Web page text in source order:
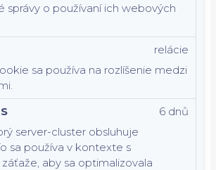
správy o používaní ich webových
sa používa na rozlíšenie medzi
relácie
server-cluster obsluhuje
sa používa v kontexte s
aby sa optimalizovala
6 dnů